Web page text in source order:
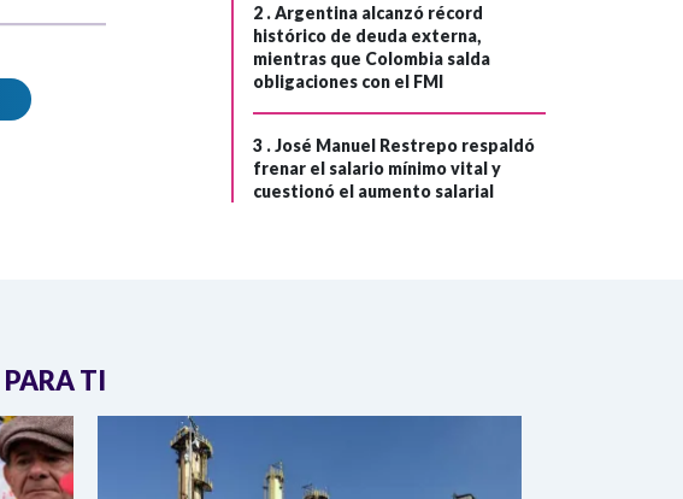
2 .Argentina alcanzó récord
histórico de deuda externa,
mientras que Colombia salda
obligaciones con el FMI
3 .José Manuel Restrepo respaldó
frenar el salario mínimo vital y
cuestionó el aumento salarial
TI